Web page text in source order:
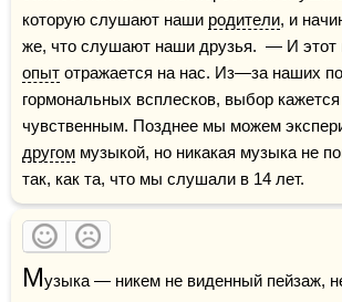
которую слушают наши родители, и
опыт отражается на нас. Из—за наших
гормональных всплесков, выбор
другом музыкой, но никакая музыка не
так, как та, что мы слушали в 14 лет.
Музыка — никем не виденный пейзаж,